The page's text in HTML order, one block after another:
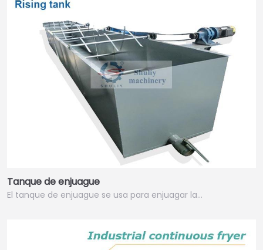
Tanque de enjuague
El tanque de enjuague se usa para enjuagar la…